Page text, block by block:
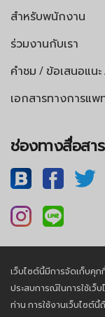
สำหรับพนักงาน
ร่วมงานกับเรา
คำชม / ข้อเสนอแน
เอกสารทางการแพ
ช่องทางสื่อสาร
นโยบา
เว็บไซต์นี้มีการจัดเก็บคุ
ประสบการณ์ในการใช้เว็
ท่าน การใช้งานเว็บไซต์